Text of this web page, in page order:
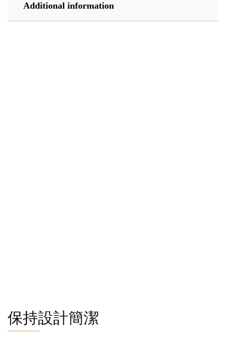
Additional information
保持設計簡潔